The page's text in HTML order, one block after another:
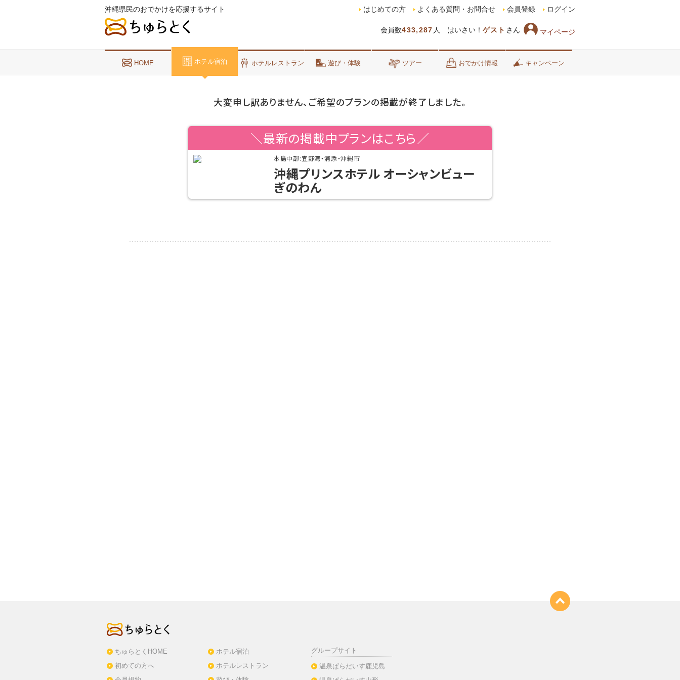
沖縄県民のおでかけを応援するサイト
会員数433,287 人 はいさい！ ゲスト さん マイページ
はじめての方 よくある質問・お問合せ 会員登録 ログイン
HOME ホテル宿泊 ホテルレストラン 遊び・体験 ツアー おでかけ情報 キャンペーン
大変申し訳ありません、ご希望のプランの掲載が終了しました。
＼最新の掲載中プランはこちら／
本島中部:宜野湾・浦添・沖縄市
沖縄プリンスホテル オーシャンビュー
ぎのわん
ちゅらとくHOME
初めての方へ
ホテル宿泊
ホテルレストラン
グループサイト
温泉ぱらだいす鹿児島